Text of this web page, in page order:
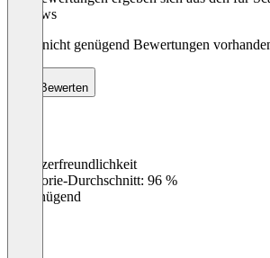
Reviews
Noch nicht genügend Bewertungen
Bewerten
Benutzerfreundlichkeit
Kategorie-Durchschnitt: 96 %
Ungenügend